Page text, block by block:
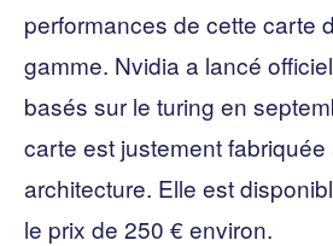
performances de cette carte
gamme. Nvidia a lancé
basés sur le turing en
carte est justement
architecture. Elle est
le prix de 250 € environ.